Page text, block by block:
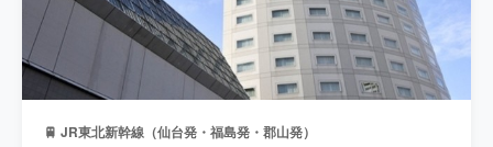
🚆 JR東北新幹線（仙台発・福島発・郡山発）